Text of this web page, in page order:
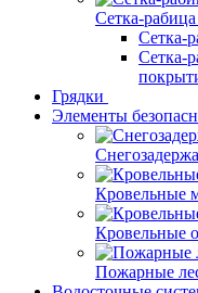
Сетка-рабица
Сетка-
Сетка-
Грядки
Элементы
Кровельные
Кровельные
Пожарные